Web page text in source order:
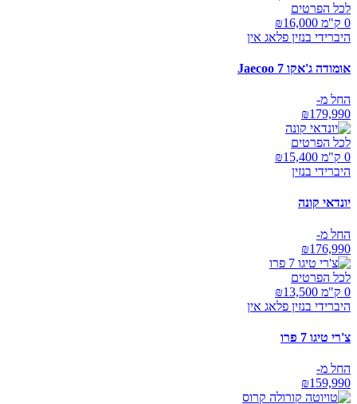
לכל הפרטים
0 ק"מ ₪
16,000
היברידי בנזין פלאג אין
אומודה ג'אקו Jaecoo 7
החל מ-
₪179,990
לכל הפרטים
0 ק"מ ₪
15,400
היברידי בנזין
יונדאי קונה
החל מ-
₪176,990
לכל הפרטים
0 ק"מ ₪
13,500
היברידי בנזין פלאג אין
צ'רי טיגו 7 פרו
החל מ-
₪159,990